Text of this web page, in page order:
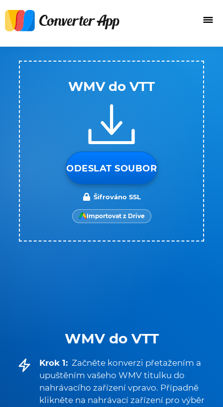
WMV do VTT
Krok 1: Začněte konverzi přetažením a
upuštěním vašeho WMV titulku do
nahrávacího zařízení vpravo. Případně
klikněte na nahrávací zařízení pro výběr
WMV do VTT
ODESLAT SOUBOR
Šifrováno SSL
Importovat z Drive